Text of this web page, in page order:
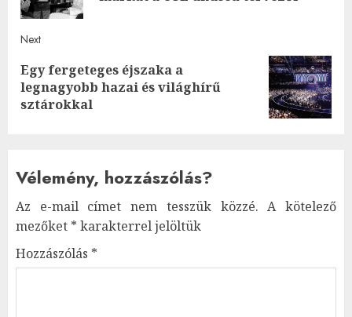
Next
Next
post:
Egy fergeteges éjszaka a
legnagyobb hazai és világhírű
sztárokkal
Vélemény, hozzászólás?
Az e-mail címet nem tesszük közzé. A kötelező
mezőket * karakterrel jelöltük
Hozzászólás *